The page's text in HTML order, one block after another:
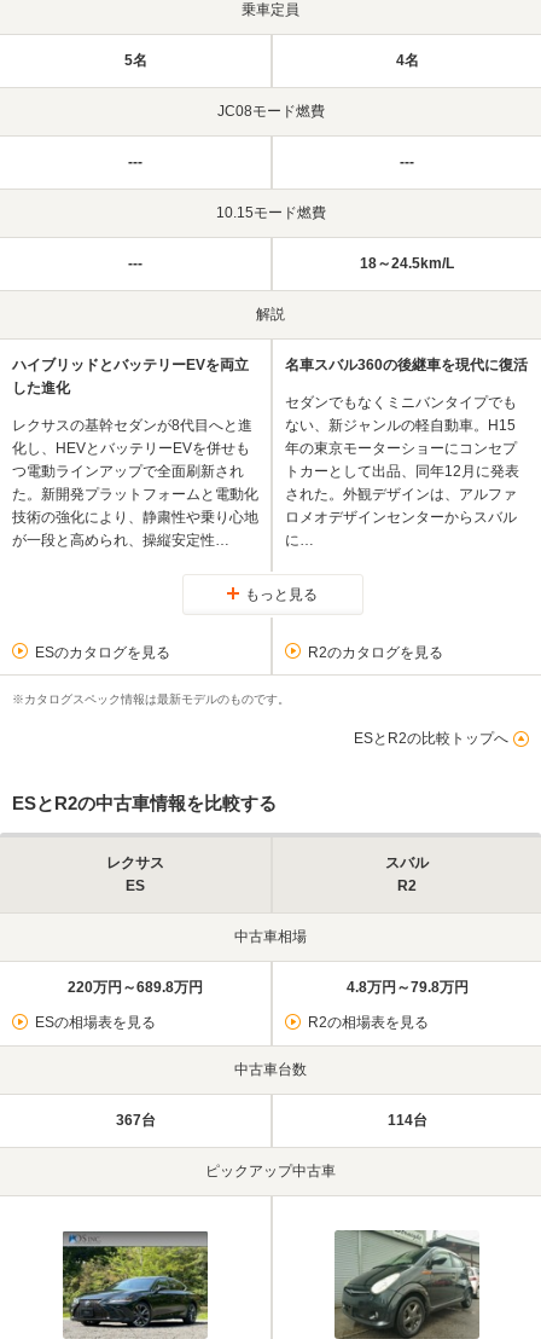
乗車定員
5名 4名
JC08モード燃費
--- ---
10.15モード燃費
--- 18～24.5km/L
解説
ハイブリッドとバッテリーEVを両立
した進化
レクサスの基幹セダンが8代目へと進
化し、HEVとバッテリーEVを併せも
つ電動ラインアップで全面刷新され
た。新開発プラットフォームと電動化
技術の強化により、静粛性や乗り心地
が一段と高められ、操縦安定性…
名車スバル360の後継車を現代に復活
セダンでもなくミニバンタイプでも
ない、新ジャンルの軽自動車。H15
年の東京モーターショーにコンセプ
トカーとして出品、同年12月に発表
された。外観デザインは、アルファ
ロメオデザインセンターからスバル
に…
もっと見る
ESのカタログを見る R2のカタログを見る
※カタログスペック情報は最新モデルのものです。
ESとR2の比較トップへ
ESとR2の中古車情報を比較する
レクサス
ES
スバル
R2
中古車相場
220万円～689.8万円
ESの相場表を見る
4.8万円～79.8万円
R2の相場表を見る
中古車台数
367台 114台
ピックアップ中古車